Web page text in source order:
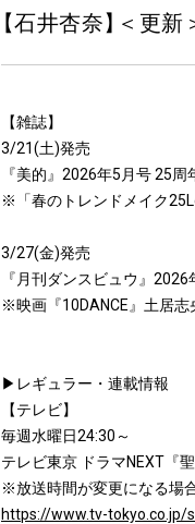
【石井杏奈】＜更新
【雑誌】
3/21(土)発売
『美的』2026年5月号 25周
※「春のトレンドメイク
3/27(金)発売
『月刊ダンスビュウ』2026
※映画『10DANCE』土居
▶レギュラー・連載情報
【テレビ】
毎週水曜日24:30～
テレビ東京 ドラマNEXT『
※放送時間が変更になる場
https://www.tv-tokyo.co.jp/